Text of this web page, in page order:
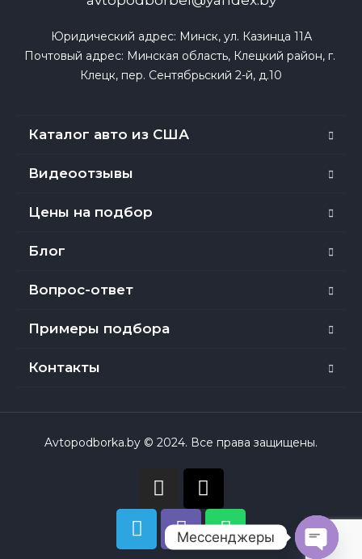
Юридический адрес: Минск, ул. Казинца 11А
Почтовый адрес: Минская область, Клецкий район, г.
Клецк, пер. Сентябрьский 2-й, д.10
Каталог авто из США
Видеоотзывы
Цены на подбор
Блог
Вопрос-ответ
Примеры подбора
Контакты
Avtopodborka.by © 2024. Все права защищены.
Мессенджеры